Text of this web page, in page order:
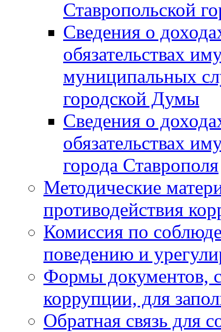
Ставропольской
Сведения о
обязательствах
муниципальных
городской Думы
Сведения о
обязательствах
города Ставрополя
Методические
противодействия
Комиссия по
поведению и
Формы документов,
коррупции, для
Обратная связь для